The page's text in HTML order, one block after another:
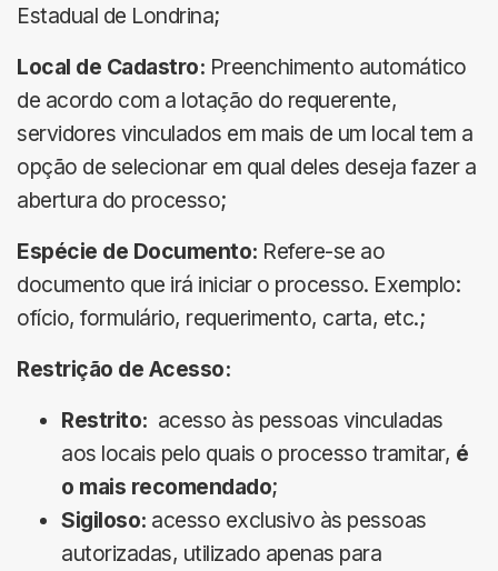
Estadual de Londrina;
Local de Cadastro: Preenchimento automático
de acordo com a lotação do requerente,
servidores vinculados em mais de um local tem a
opção de selecionar em qual deles deseja fazer a
abertura do processo;
Espécie de Documento: Refere-se ao
documento que irá iniciar o processo. Exemplo:
ofício, formulário, requerimento, carta, etc.;
Restrição de Acesso:
Restrito: acesso às pessoas vinculadas
aos locais pelo quais o processo tramitar, é
o mais recomendado;
Sigiloso: acesso exclusivo às pessoas
autorizadas, utilizado apenas para